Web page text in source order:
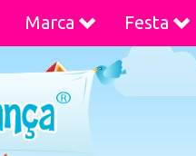
Marca Festa